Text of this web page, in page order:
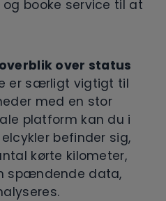
booke service til at
over status
er særligt vigtigt til
med en stor
platform kan du i
befinder sig,
kørte kilometer,
spændende data,